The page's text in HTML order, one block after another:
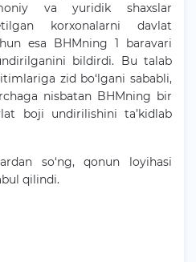
va yuridik shaxslar
korxonalarni davlat
esa BHMning 1 baravari
bildirdi. Bu talab
zid bo‘lgani sababli,
nisbatan BHMning bir
boji undirilishini ta’kidlab
so‘ng, qonun loyihasi
qilindi.